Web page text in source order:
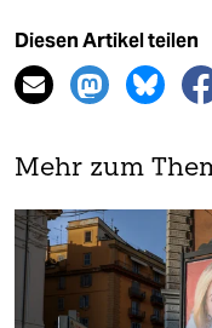
Diesen Artikel teilen
Mehr zum